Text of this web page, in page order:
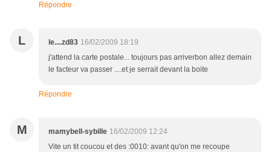
Répondre
L le....zd83 16/02/2009 18:19
j'attend la carte postale... toujours pas arriverbon allez demain
le facteur va passer ....et je serrait devant la boite
Répondre
M mamybell-sybille 16/02/2009 12:24
Vite un tit coucou et des :0010: avant qu'on me recoupe